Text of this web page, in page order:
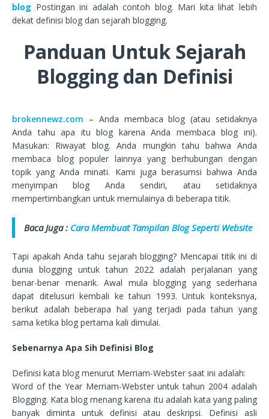
blog Postingan ini adalah contoh blog. Mari kita lihat lebih
dekat definisi blog dan sejarah blogging.
Panduan Untuk Sejarah
Blogging dan Definisi
brokennewz.com – Anda membaca blog (atau setidaknya
Anda tahu apa itu blog karena Anda membaca blog ini).
Masukan: Riwayat blog. Anda mungkin tahu bahwa Anda
membaca blog populer lainnya yang berhubungan dengan
topik yang Anda minati. Kami juga berasumsi bahwa Anda
menyimpan blog Anda sendiri, atau setidaknya
mempertimbangkan untuk memulainya di beberapa titik.
Baca Juga : Cara Membuat Tampilan Blog Seperti Website
Tapi apakah Anda tahu sejarah blogging? Mencapai titik ini di
dunia blogging untuk tahun 2022 adalah perjalanan yang
benar-benar menarik. Awal mula blogging yang sederhana
dapat ditelusuri kembali ke tahun 1993. Untuk konteksnya,
berikut adalah beberapa hal yang terjadi pada tahun yang
sama ketika blog pertama kali dimulai.
Sebenarnya Apa Sih Definisi Blog
Definisi kata blog menurut Merriam-Webster saat ini adalah:
Word of the Year Merriam-Webster untuk tahun 2004 adalah
Blogging. Kata blog menang karena itu adalah kata yang paling
banyak diminta untuk definisi atau deskripsi. Definisi asli